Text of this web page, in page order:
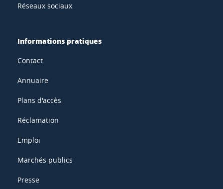
Réseaux sociaux
Informations pratiques
Contact
Annuaire
Plans d'accès
Réclamation
Emploi
Marchés publics
Presse